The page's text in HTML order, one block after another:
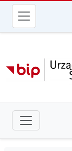
przejdź do